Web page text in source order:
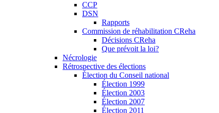
CCP
DSN
Rapports
Commission de réhabilitation CReha
Décisions CReha
Que prévoit la loi?
Nécrologie
Rétrospective des élections
Élection du Conseil national
Élection 1999
Élection 2003
Élection 2007
Élection 2011